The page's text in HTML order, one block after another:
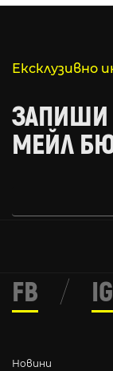
Ексклузивно
ЗАПИШИ
МЕЙЛ
Новини
FB / IG